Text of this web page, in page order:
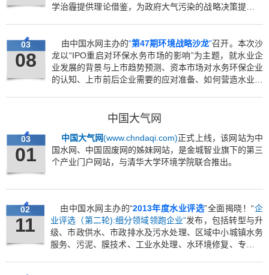
学治霾提供理论借鉴，为政府大气污染的战略决策提供科
03
08
由中国水网主办的“第47期环境战略沙龙”召开。本次沙
龙以“IPO重启对环保水务市场的影响”为主题，就水业企
业发展的背景与上市趋势预测、资本市场对水务环保企业
的认知、上市前后企业需要的应对准备、如何营造水业企
中国大气网
03
01
中国大气网(www.chndaqi.com)正式上线，该网站为中
国水网、中国固废网的姊妹网站，是金城智业旗下的第三
个产业门户网站，与清华大学环境学院联合推出。
02
11
由中国水网主办的“2013年度水业评选”全面揭晓！“企
业评选（第二轮):细分领域领跑企业”发布，包括转型与升
级、市政供水、市政排水及污水处理、区域中小城镇水务
服务、污泥、膜技术、工业水处理、水环境修复、专业服